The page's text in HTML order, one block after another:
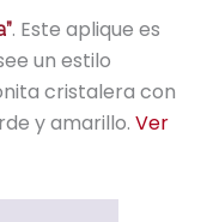
. Este aplique es
un estilo
cristalera con
y amarillo. Ver